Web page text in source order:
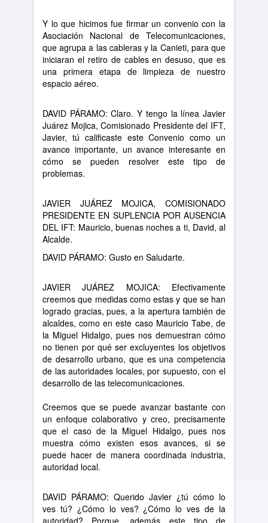
Y lo que hicimos fue firmar un convenio con la
Asociación Nacional de Telecomunicaciones,
que agrupa a las cableras y la Canieti, para que
iniciaran el retiro de cables en desuso, que es
una primera etapa de limpieza de nuestro
espacio aéreo.
DAVID PÁRAMO: Claro. Y tengo la línea Javier
Juárez Mojica, Comisionado Presidente del IFT,
Javier, tú calificaste este Convenio como un
avance importante, un avance interesante en
cómo se pueden resolver este tipo de
problemas.
JAVIER JUÁREZ MOJICA, COMISIONADO
PRESIDENTE EN SUPLENCIA POR AUSENCIA
DEL IFT: Mauricio, buenas noches a ti, David, al
Alcalde.
DAVID PÁRAMO: Gusto en Saludarte.
JAVIER JUÁREZ MOJICA: Efectivamente
creemos que medidas como estas y que se han
logrado gracias, pues, a la apertura también de
alcaldes, como en este caso Mauricio Tabe, de
la Miguel Hidalgo, pues nos demuestran cómo
no tienen por qué ser excluyentes los objetivos
de desarrollo urbano, que es una competencia
de las autoridades locales, por supuesto, con el
desarrollo de las telecomunicaciones.
Creemos que se puede avanzar bastante con
un enfoque colaborativo y creo, precisamente
que el caso de la Miguel Hidalgo, pues nos
muestra cómo existen esos avances, si se
puede hacer de manera coordinada industria,
autoridad local.
DAVID PÁRAMO: Querido Javier ¿tú cómo lo
ves tú? ¿Cómo lo ves? ¿Cómo lo ves de la
autoridad? Porque, además este tipo de